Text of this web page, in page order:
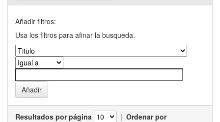
Añadir filtros:
Usa los filtros para afinar la busqueda.
Resultados por página | Ordenar por